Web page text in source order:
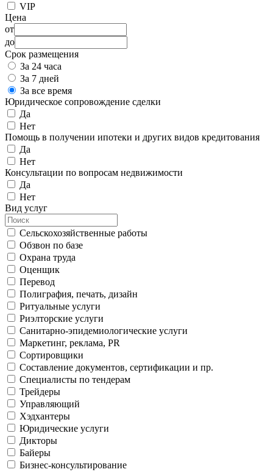
VIP
Цена
от
до
Срок размещения
За 24 часа
За 7 дней
За все время
Юридическое сопровождение сделки
Да
Нет
Помощь в получении ипотеки и других видов кредитования
Да
Нет
Консультации по вопросам недвижимости
Да
Нет
Вид услуг
Сельскохозяйственные работы
Обзвон по базе
Охрана труда
Оценщик
Перевод
Полиграфия, печать, дизайн
Ритуальные услуги
Риэлторские услуги
Санитарно-эпидемиологические услуги
Маркетинг, реклама, PR
Сортировщики
Составление документов, сертификации и пр.
Специалисты по тендерам
Трейдеры
Управляющий
Хэдхантеры
Юридические услуги
Дикторы
Байеры
Бизнес-консультирование